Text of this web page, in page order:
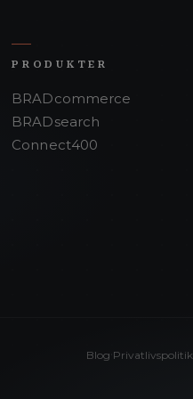
PRODUKTER
BRADcommerce
BRADsearch
Connect400
Blog Privatlivspolitik